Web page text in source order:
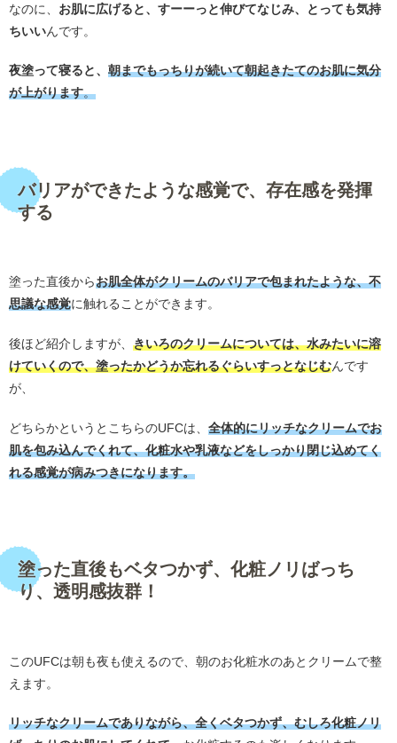
なのに、 お肌に広げると、すーーっと伸びてなじみ、とっても気持
ちいいんです。
夜塗って寝ると、 朝までもっちりが続いて朝起きたてのお肌に気分
が上がります。
バリアができたような感覚で、存在感を発揮
する
塗った直後からお肌全体がクリームのバリアで包まれたような、不
思議な感覚に触れることができます。
後ほど紹介しますが、 きいろのクリームについては、水みたいに溶
けていくので、塗ったかどうか忘れるぐらいすっとなじむんです
が、
どちらかというとこちらのUFCは、 全体的にリッチなクリームでお
肌を包み込んでくれて、化粧水や乳液などをしっかり閉じ込めてく
れる感覚が病みつきになります。
塗った直後もベタつかず、化粧ノリばっち
り、透明感抜群！
このUFCは朝も夜も使えるので、朝のお化粧水のあとクリームで整
えます。
リッチなクリームでありながら、全くベタつかず、むしろ化粧ノリ